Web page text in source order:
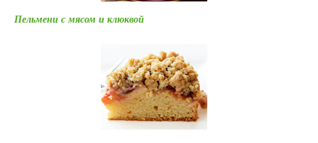
Пельмени с мясом и клюквой